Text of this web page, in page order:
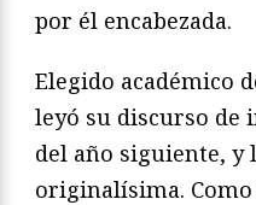
por él encabezada.
Elegido académico
leyó su discurso de
del año siguiente, y
originalísima.